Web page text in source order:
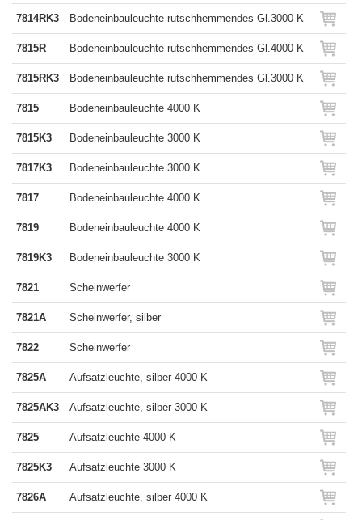
7814RK3 Bodeneinbauleuchte rutschhemmendes Gl.3000 K
7815R Bodeneinbauleuchte rutschhemmendes Gl.4000 K
7815RK3 Bodeneinbauleuchte rutschhemmendes Gl.3000 K
7815 Bodeneinbauleuchte 4000 K
7815K3 Bodeneinbauleuchte 3000 K
7817K3 Bodeneinbauleuchte 3000 K
7817 Bodeneinbauleuchte 4000 K
7819 Bodeneinbauleuchte 4000 K
7819K3 Bodeneinbauleuchte 3000 K
7821 Scheinwerfer
7821A Scheinwerfer, silber
7822 Scheinwerfer
7825A Aufsatzleuchte, silber 4000 K
7825AK3 Aufsatzleuchte, silber 3000 K
7825 Aufsatzleuchte 4000 K
7825K3 Aufsatzleuchte 3000 K
7826A Aufsatzleuchte, silber 4000 K